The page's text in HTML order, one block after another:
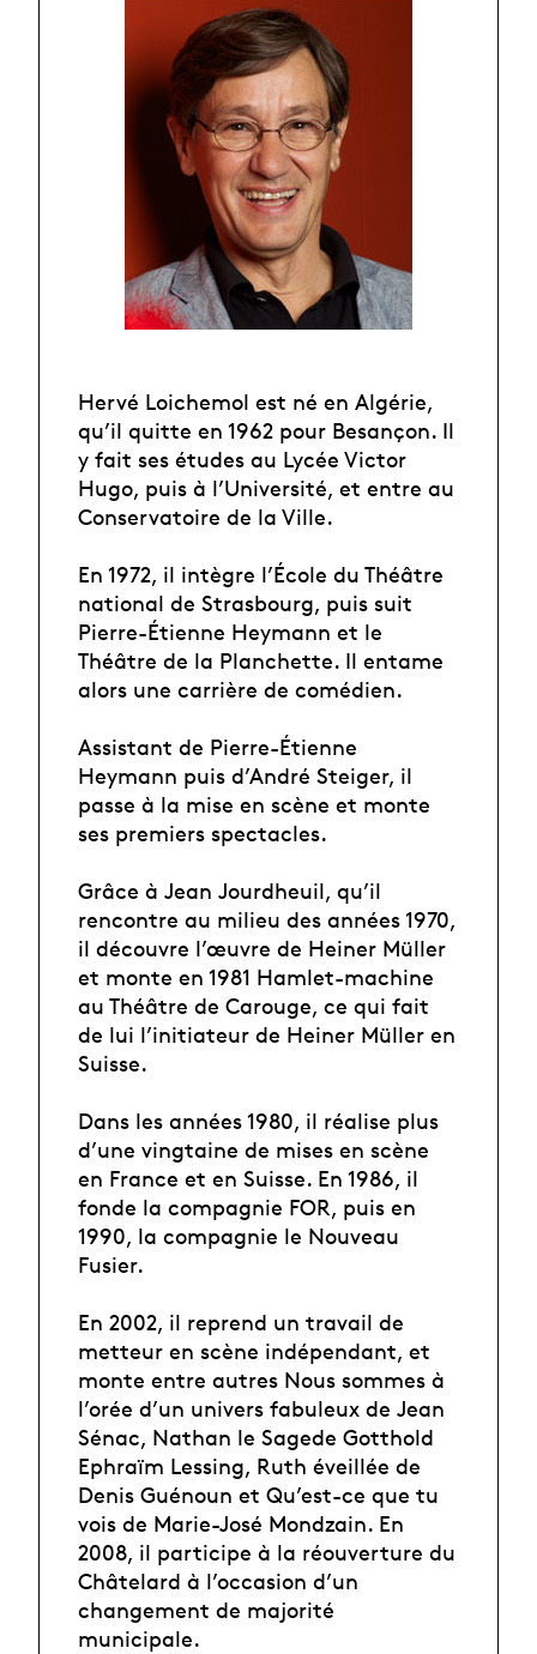
Hervé Loichemol est né en Algérie,
qu’il quitte en 1962 pour Besançon. Il
y fait ses études au Lycée Victor
Hugo, puis à l’Université, et entre au
Conservatoire de la Ville.
En 1972, il intègre l’École du Théâtre
national de Strasbourg, puis suit
Pierre-Étienne Heymann et le
Théâtre de la Planchette. Il entame
alors une carrière de comédien.
Assistant de Pierre-Étienne
Heymann puis d’André Steiger, il
passe à la mise en scène et monte
ses premiers spectacles.
Grâce à Jean Jourdheuil, qu’il
rencontre au milieu des années 1970,
il découvre l’œuvre de Heiner Müller
et monte en 1981 Hamlet-machine
au Théâtre de Carouge, ce qui fait
de lui l’initiateur de Heiner Müller en
Suisse.
Dans les années 1980, il réalise plus
d’une vingtaine de mises en scène
en France et en Suisse. En 1986, il
fonde la compagnie FOR, puis en
1990, la compagnie le Nouveau
Fusier.
En 2002, il reprend un travail de
metteur en scène indépendant, et
monte entre autres Nous sommes à
l’orée d’un univers fabuleux de Jean
Sénac, Nathan le Sagede Gotthold
Ephraïm Lessing, Ruth éveillée de
Denis Guénoun et Qu’est-ce que tu
vois de Marie-José Mondzain. En
2008, il participe à la réouverture du
Châtelard à l’occasion d’un
changement de majorité
municipale.